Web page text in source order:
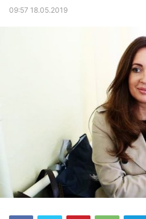
09:57 18.05.2019